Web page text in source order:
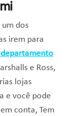
dos
irem para
e Ross,
lojas
e você pode
conta, Tem